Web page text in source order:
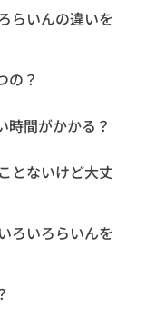
らいんの違いを
の？
時間がかかる？
とないけど大丈
ろいろらいんを